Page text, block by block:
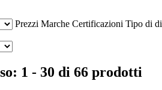
Prezzi Marche Certificazioni Tipo di
1 - 30 di 66 prodotti